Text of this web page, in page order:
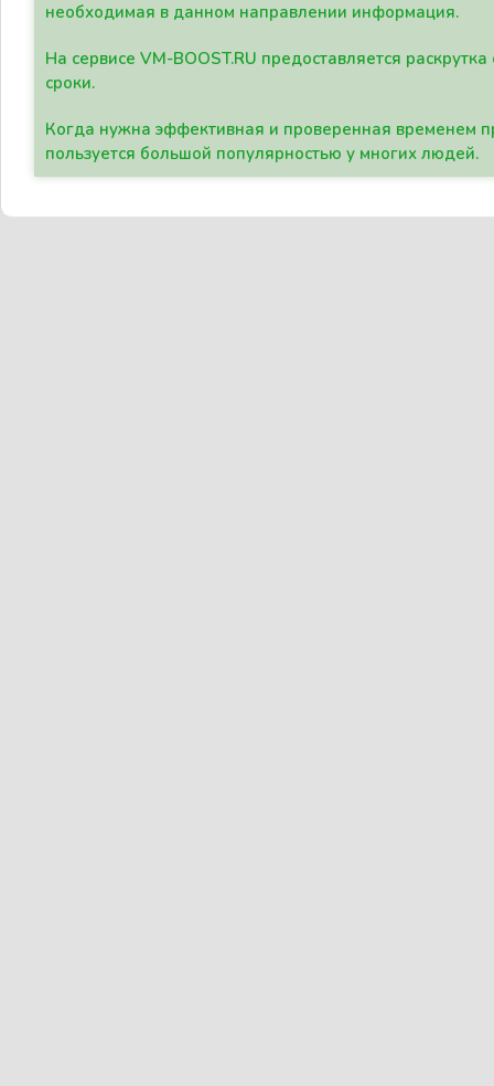
необходимая в данном направлении информация.
На сервисе VM-BOOST.RU предоставляется
сроки.
Когда нужна эффективная и проверенная временем
пользуется большой популярностью у многих людей.